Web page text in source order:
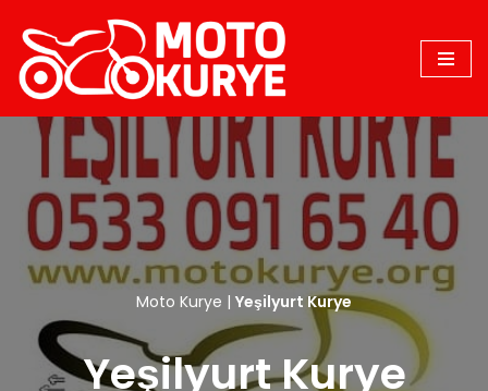
İçeriğe
geç
Moto Kurye | Yeşilyurt Kurye
Yeşilyurt Kurye